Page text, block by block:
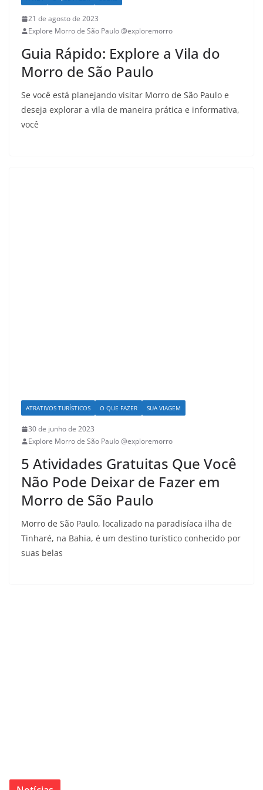
21 de agosto de 2023
Explore Morro de São Paulo @exploremorro
Guia Rápido: Explore a Vila do
Morro de São Paulo
Se você está planejando visitar Morro de São Paulo e
deseja explorar a vila de maneira prática e informativa,
você
ATRATIVOS TURÍSTICOS O QUE FAZER SUA VIAGEM
30 de junho de 2023
Explore Morro de São Paulo @exploremorro
5 Atividades Gratuitas Que Você
Não Pode Deixar de Fazer em
Morro de São Paulo
Morro de São Paulo, localizado na paradisíaca ilha de
Tinharé, na Bahia, é um destino turístico conhecido por
suas belas